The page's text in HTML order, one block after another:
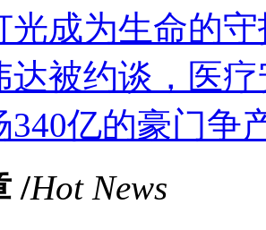
光成为生命的
达被约谈，医
340亿的豪门争
/Hot News